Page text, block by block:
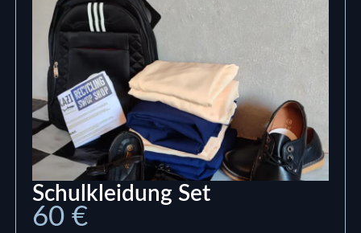
Schulkleidung Set
60 €